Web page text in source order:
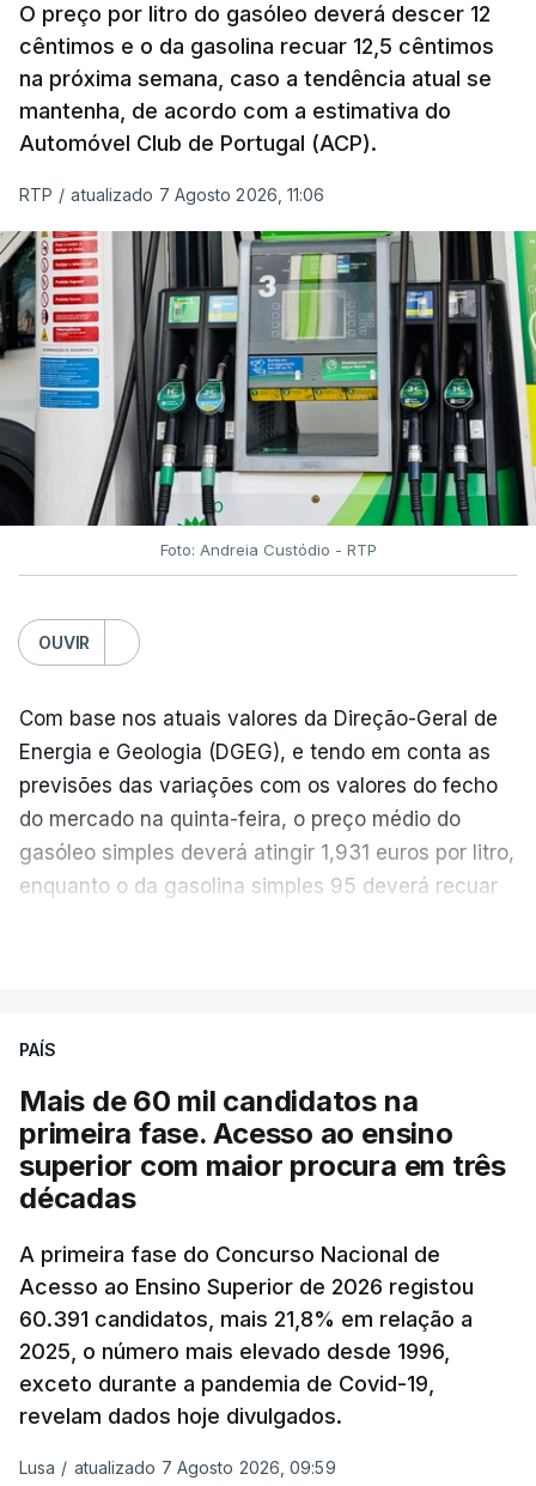
O preço por litro do gasóleo deverá descer 12
cêntimos e o da gasolina recuar 12,5 cêntimos
na próxima semana, caso a tendência atual se
mantenha, de acordo com a estimativa do
Automóvel Club de Portugal (ACP).
RTP / atualizado 7 Agosto 2026, 11:06
Foto: Andreia Custódio - RTP
OUVIR
Com base nos atuais valores da Direção-Geral de
Energia e Geologia (DGEG), e tendo em conta as
previsões das variações com os valores do fecho
do mercado na quinta-feira, o preço médio do
gasóleo simples deverá atingir 1,931 euros por litro,
enquanto o da gasolina simples 95 deverá recuar
evolução das cotações internacionais do petróleo,
posto de abastecimento, a marca e a localização.
A atualização do desconto do Imposto sobre os
Produtos Petrolíferos (ISP) também poderá
O Governo comprometeu-se a aplicar uma redução
extraordinária e temporária no ISP, sempre que se
verifique um aumento do preço dos combustíveis
superior a 10 cêntimos, para mitigar a escalada de
preços.
PAÍS
Mais de 60 mil candidatos na
primeira fase. Acesso ao ensino
superior com maior procura em três
décadas
A primeira fase do Concurso Nacional de
Acesso ao Ensino Superior de 2026 registou
60.391 candidatos, mais 21,8% em relação a
2025, o número mais elevado desde 1996,
exceto durante a pandemia de Covid-19,
revelam dados hoje divulgados.
Lusa / atualizado 7 Agosto 2026, 09:59